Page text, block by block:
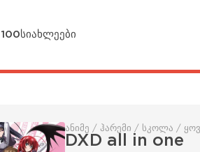
სიახლეები
ანიმე / ჰარემი / სკოლა /
DXD all in one